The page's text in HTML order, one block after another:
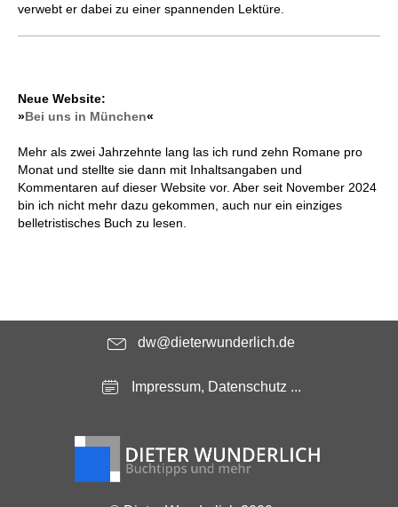
verwebt er dabei zu einer spannenden Lektüre.
Neue Website:
»Bei uns in München«
Mehr als zwei Jahrzehnte lang las ich rund zehn Romane pro
Monat und stellte sie dann mit Inhaltsangaben und
Kommentaren auf dieser Website vor. Aber seit November 2024
bin ich nicht mehr dazu gekommen, auch nur ein einziges
belletristisches Buch zu lesen.
dw@dieterwunderlich.de
Impressum, Datenschutz ...